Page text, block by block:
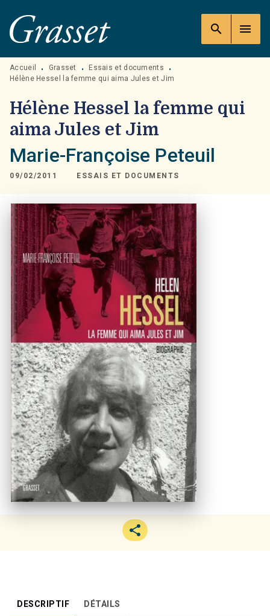
MENU RECHERCHE
PIED DE PAGE
search menu
Accueil • Grasset • Essais et documents
•
Hélène Hessel la femme qui aima Jules et Jim
Hélène Hessel la femme qui
aima Jules et Jim
Marie-Françoise Peteuil
09/02/2011 ESSAIS ET DOCUMENTS
DESCRIPTIF DÉTAILS